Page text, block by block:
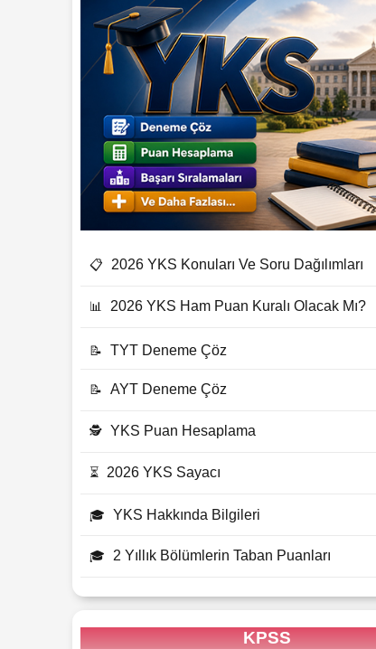
📋 2026 YKS Konuları Ve Soru Dağılımları
📊 2026 YKS Ham Puan Kuralı Olacak Mı?
📝 TYT Deneme Çöz
📝 AYT Deneme Çöz
🕵 YKS Puan Hesaplama
⏳ 2026 YKS Sayacı
🎓 YKS Hakkında Bilgileri
🎓 2 Yıllık Bölümlerin Taban Puanları
KPSS